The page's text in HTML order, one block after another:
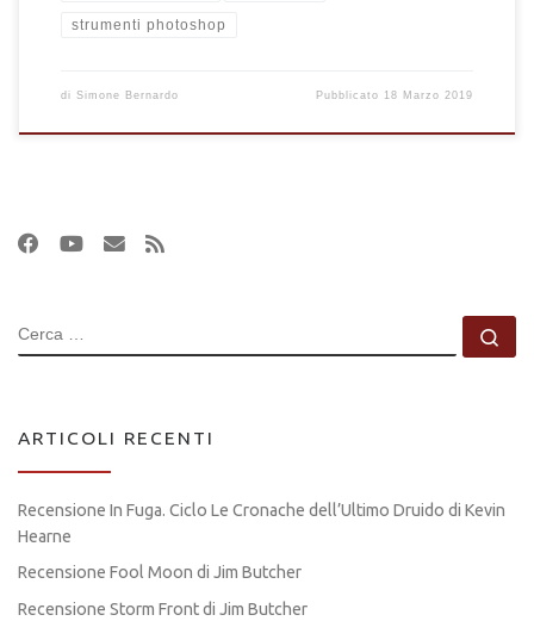
strumenti photoshop
di Simone Bernardo Pubblicato 18 Marzo 2019
CERCA
ARTICOLI RECENTI
Recensione In Fuga. Ciclo Le Cronache dell’Ultimo Druido di Kevin
Hearne
Recensione Fool Moon di Jim Butcher
Recensione Storm Front di Jim Butcher